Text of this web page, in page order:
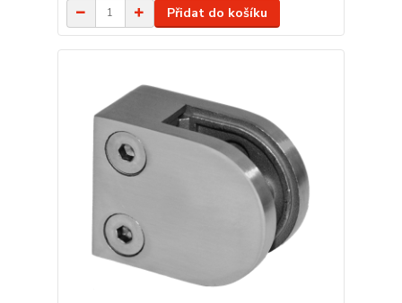
Přidat do košíku